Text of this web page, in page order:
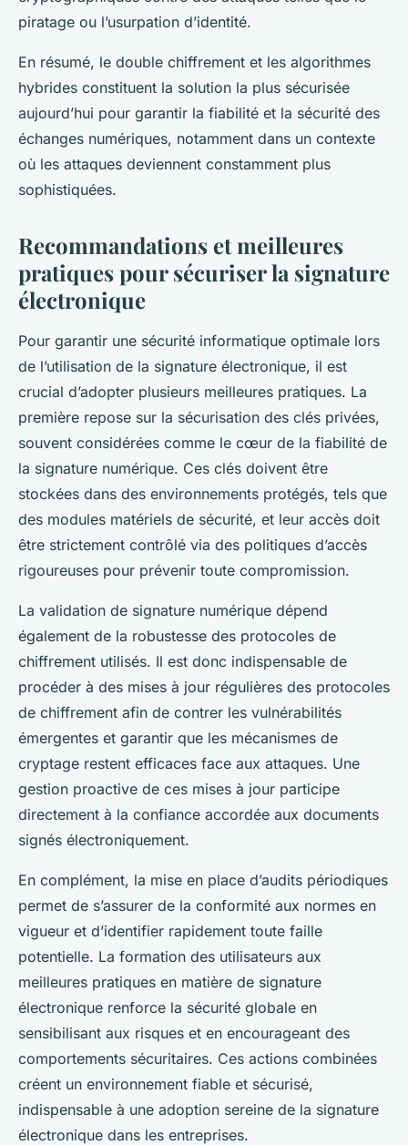
piratage ou l’usurpation d’identité.
En résumé, le double chiffrement et les algorithmes
hybrides constituent la solution la plus sécurisée
aujourd’hui pour garantir la fiabilité et la sécurité des
échanges numériques, notamment dans un contexte
où les attaques deviennent constamment plus
sophistiquées.
Recommandations et meilleures
pratiques pour sécuriser la signature
électronique
Pour garantir une sécurité informatique optimale lors
de l’utilisation de la signature électronique, il est
crucial d’adopter plusieurs meilleures pratiques. La
première repose sur la sécurisation des clés privées,
souvent considérées comme le cœur de la fiabilité de
la signature numérique. Ces clés doivent être
stockées dans des environnements protégés, tels que
des modules matériels de sécurité, et leur accès doit
être strictement contrôlé via des politiques d’accès
rigoureuses pour prévenir toute compromission.
La validation de signature numérique dépend
également de la robustesse des protocoles de
chiffrement utilisés. Il est donc indispensable de
procéder à des mises à jour régulières des protocoles
de chiffrement afin de contrer les vulnérabilités
émergentes et garantir que les mécanismes de
cryptage restent efficaces face aux attaques. Une
gestion proactive de ces mises à jour participe
directement à la confiance accordée aux documents
signés électroniquement.
En complément, la mise en place d’audits périodiques
permet de s’assurer de la conformité aux normes en
vigueur et d’identifier rapidement toute faille
potentielle. La formation des utilisateurs aux
meilleures pratiques en matière de signature
électronique renforce la sécurité globale en
sensibilisant aux risques et en encourageant des
comportements sécuritaires. Ces actions combinées
créent un environnement fiable et sécurisé,
indispensable à une adoption sereine de la signature
électronique dans les entreprises.